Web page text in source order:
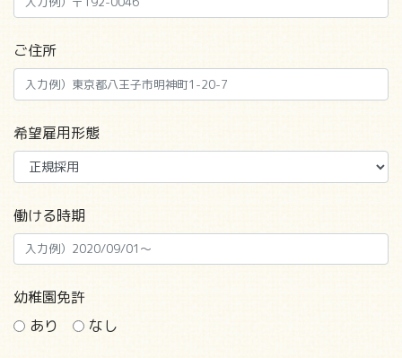
ご住所
希望雇用形態
働ける時期
幼稚園免許
あり
なし